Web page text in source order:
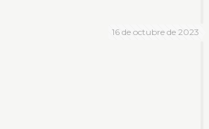
16 de octubre de 2023